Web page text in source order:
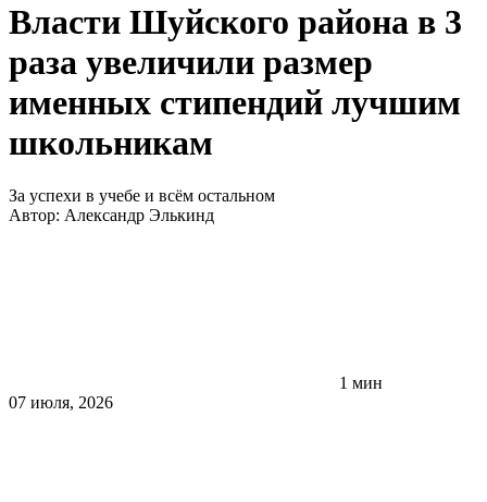
Власти Шуйского района в 3
раза увеличили размер
именных стипендий лучшим
школьникам
За успехи в учебе и всём остальном
Автор: Александр Элькинд
1 мин
07 июля, 2026